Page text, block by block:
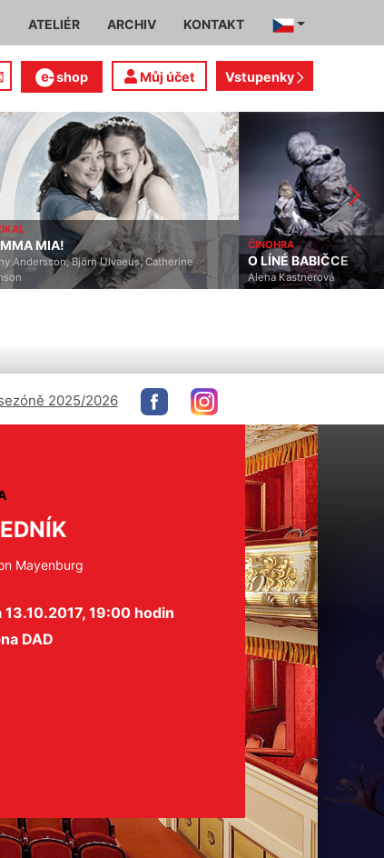
ATELIÉR ARCHIV KONTAKT
shop Můj účet Vstupenky
MIA!
Andersson, Björn Ulvaeus, Catherine
ČINOHRA
O LÍNÉ BABIČCE
Alena Kastnerová
2025/2026
Mayenburg
13.10.2017, 19:00 hodin
DAD